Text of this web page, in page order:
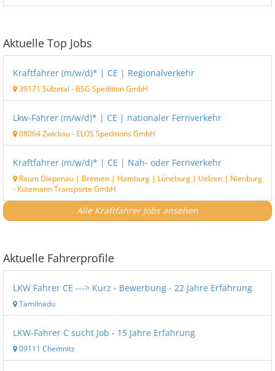
Aktuelle Top Jobs
Kraftfahrer (m/w/d)* | CE | Regionalverkehr
39171 Sülzetal - BSG Spedition GmbH
Lkw-Fahrer (m/w/d)* | CE | nationaler Fernverkehr
08064 Zwickau- ELOS Speditions GmbH
Kraftfahrer (m/w/d)* | CE | Nah- oder Fernverkehr
Raum Diepenau | Bremen | Hamburg | Lüneburg | Uelzen | Nienburg
- Kütemann Transporte GmbH
Alle Kraftfahrer Jobs ansehen
Aktuelle Fahrerprofile
LKW Fahrer CE ---> Kurz - Bewerbung - 22 Jahre Erfahrung
Tamilnadu
LKW-Fahrer C sucht Job - 15 Jahre Erfahrung
09111 Chemnitz